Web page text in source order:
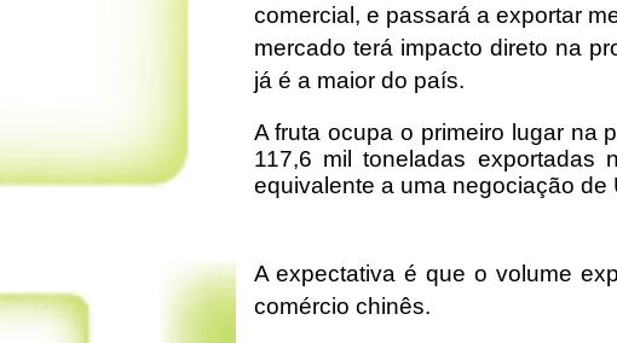
comercial, e passará a exportar
mercado terá impacto direto na
já é a maior do país.
A fruta ocupa o primeiro lugar na
117,6 mil toneladas
equivalente a uma negociação de
A expectativa é que o volume
comércio chinês.